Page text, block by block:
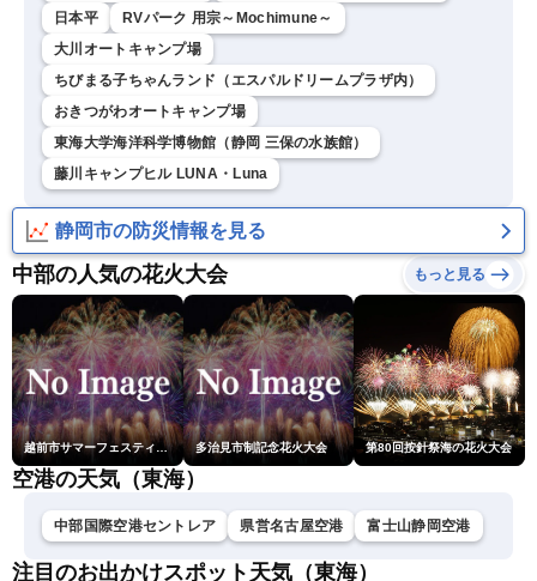
日本平
RVパーク 用宗～Mochimune～
大川オートキャンプ場
ちびまる子ちゃんランド（エスパルドリームプラザ内）
おきつがわオートキャンプ場
東海大学海洋科学博物館（静岡 三保の水族館）
藤川キャンプヒル LUNA・Luna
静岡市の防災情報を見る
中部の人気の花火大会 もっと見る
越前市サマーフェスティバル花火大会 多治見市制記念花火大会 第80回按針祭海の花火大会
空港の天気（東海）
中部国際空港セントレア 県営名古屋空港 富士山静岡空港
注目のお出かけスポット天気（東海）